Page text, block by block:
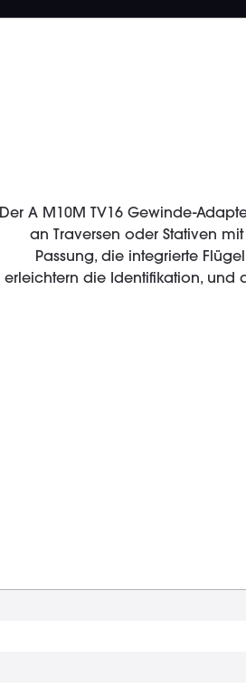
Der A M10M TV16 Gewinde-
an Traversen oder Stativen
Passung, die integrierte
erleichtern die Identifikation, und